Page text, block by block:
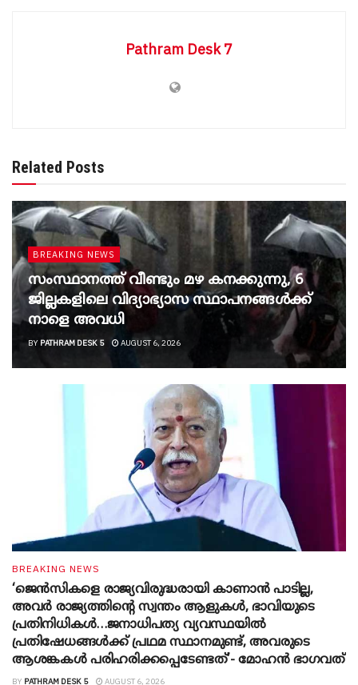
Pathram Desk 7
Related Posts
BREAKING NEWS
സംസ്ഥാനത്ത് വീണ്ടും മഴ കനക്കുന്നു, 6
ജില്ലകളിലെ വിദ്യാഭ്യാസ സ്ഥാപനങ്ങൾക്ക്
നാളെ അവധി
BY PATHRAM DESK 5 AUGUST 6, 2026
BREAKING NEWS
‘ജെൻസികളെ രാജ്യവിരുദ്ധരായി കാണാൻ പാടില്ല,
അവർ രാജ്യത്തിന്റെ സ്വന്തം ആളുകൾ, ഭാവിയുടെ
പ്രതിനിധികൾ…ജനാധിപത്യ വ്യവസ്ഥയിൽ
പ്രതിഷേധങ്ങൾക്ക് പ്രഥമ സ്ഥാനമുണ്ട്, അവരുടെ
ആശങ്കകൾ പരിഹരിക്കപ്പെടേണ്ടത്’- മോഹൻ ഭാ​ഗവത്
BY PATHRAM DESK 5 AUGUST 6, 2026